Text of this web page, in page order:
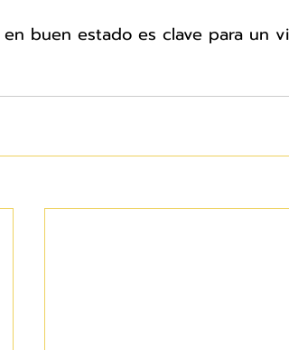
buen estado es clave para un